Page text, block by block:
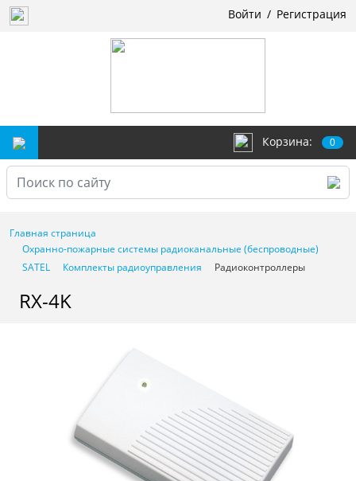
Войти / Регистрация
Корзина: 0
Главная страница
Охранно-пожарные системы радиоканальные (беспроводные)
SATEL
Комплекты радиоуправления Радиоконтроллеры
RX-4K